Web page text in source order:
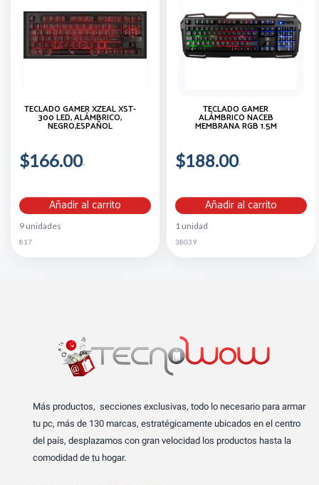
TECLADO GAMER XZEAL XST-
300 LED, ALÁMBRICO,
NEGRO,ESPAÑOL
$166.00
Añadir al carrito
9 unidades
817
TECLADO GAMER
ALÁMBRICO NACEB
MEMBRANA RGB 1.5M
$188.00
Añadir al carrito
1 unidad
38039
Más productos, secciones exclusivas, todo lo necesario para armar
tu pc, más de 130 marcas, estratégicamente ubicados en el centro
del país, desplazamos con gran velocidad los productos hasta la
comodidad de tu hogar.